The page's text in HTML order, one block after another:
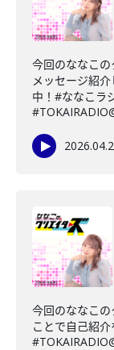
今回のななこ
メッセージ紹
中！#ななこラ
今回のななこ
ことで自己紹